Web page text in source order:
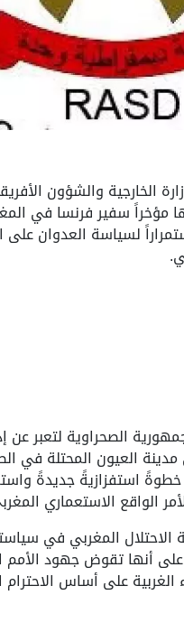
2026 (واص) - عبرت وزارة الخارجية
مؤخراً سفير فرنسا في
لسياسة العدوان
الصحراوية لتعبر عن
العيون المحتلة في
استفزازيةً جديدةً
الواقع الاستعماري
المغربي في
أنها تقوض جهود الأمم
على أساس